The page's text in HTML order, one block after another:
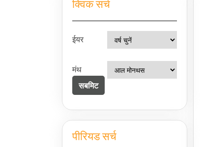
क्विक सर्च
ईयर
मंथ
पीरियड सर्च